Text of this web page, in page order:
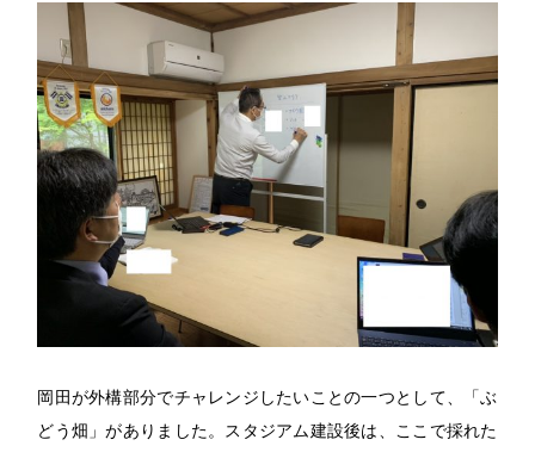
岡田が外構部分でチャレンジしたいことの一つとして、「ぶ
どう畑」がありました。スタジアム建設後は、ここで採れた